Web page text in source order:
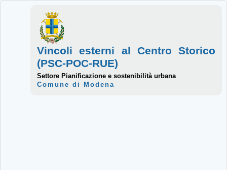
Vincoli esterni al Centro Storico
(PSC-POC-RUE)
Settore Pianificazione e sostenibilità urbana
Comune di Modena